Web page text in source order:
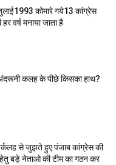
कोमारे गये13 कांग्रेस
वर्ष मनाया जाता है
कलह के पीछे किसका हाथ?
से जुझते हुए पंजाब कांग्रेस की
बड़े नेताओ की टीम का गठन कर